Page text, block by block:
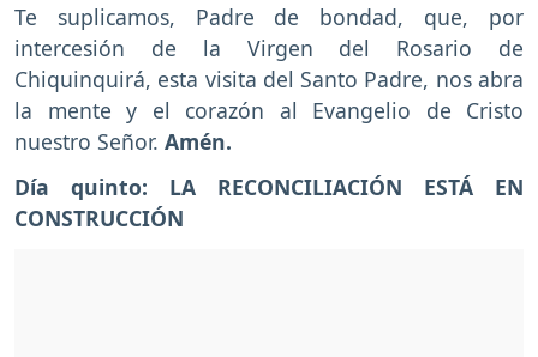
Te suplicamos, Padre de bondad, que, por
intercesión de la Virgen del Rosario de
Chiquinquirá, esta visita del Santo Padre, nos abra
la mente y el corazón al Evangelio de Cristo
nuestro Señor. Amén.
Día quinto: LA RECONCILIACIÓN ESTÁ EN
CONSTRUCCIÓN